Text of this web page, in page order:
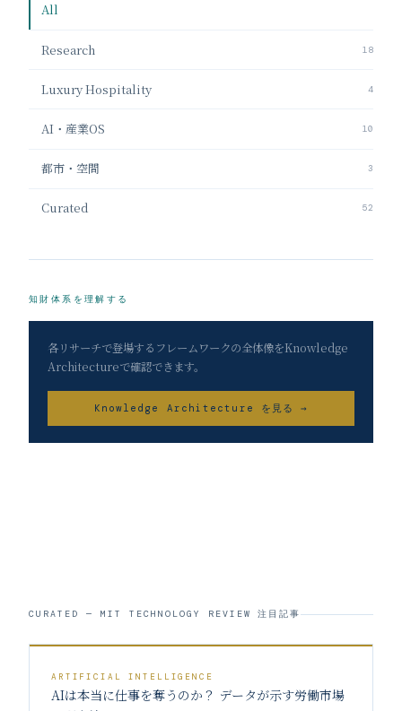
All
Research 18
Luxury Hospitality 4
AI・産業OS 10
都市・空間 3
Curated 52
知財体系を理解する
各リサーチで登場するフレームワークの全体像をKnowledge
Architectureで確認できます。
Knowledge Architecture を見る →
CURATED — MIT TECHNOLOGY REVIEW 注目記事
ARTIFICIAL INTELLIGENCE
AIは本当に仕事を奪うのか？ データが示す労働市場